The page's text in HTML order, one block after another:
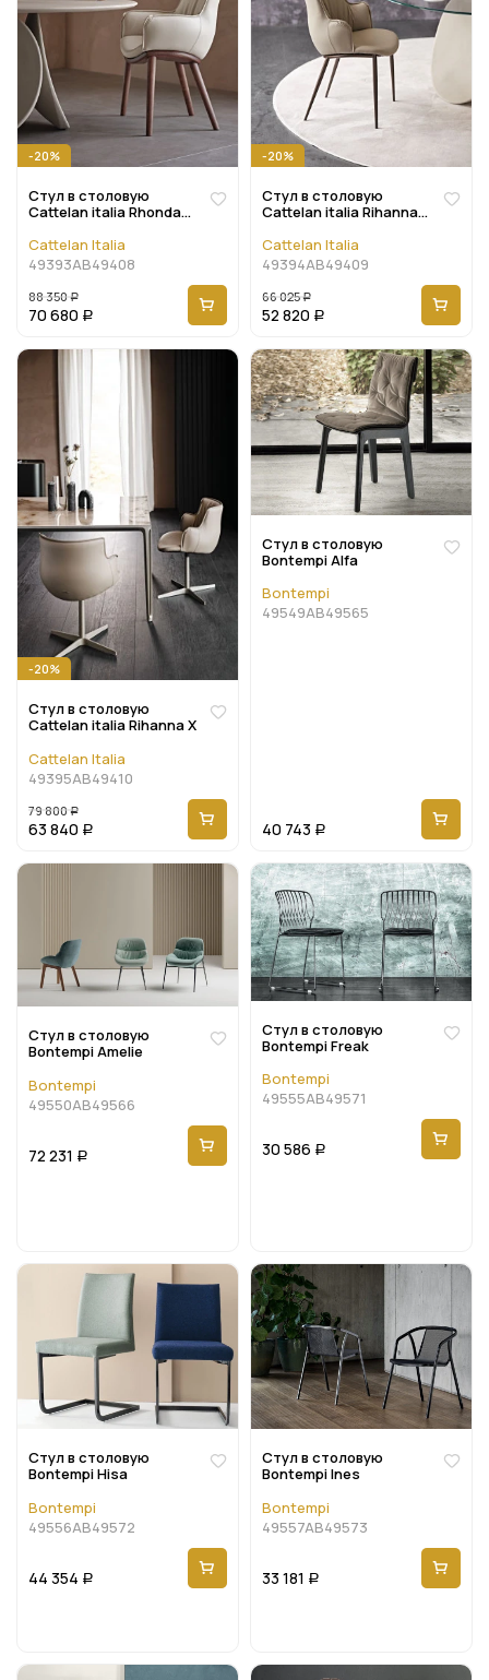
-20%
Стул в столовую
Cattelan italia Rhonda
Cattelan Italia
49393AB49408
88 350 Р
70 680 Р
-20%
Стул в столовую
Cattelan italia Rihanna
Cattelan Italia
49394AB49409
66 025 Р
52 820 Р
-20%
Стул в столовую
Cattelan italia Rihanna X
Cattelan Italia
49395AB49410
79 800 Р
63 840 Р
Стул в столовую
Bontempi Alfa
Bontempi
49549AB49565
40 743 Р
Стул в столовую
Bontempi Amelie
Bontempi
49550AB49566
72 231 Р
Стул в столовую
Bontempi Freak
Bontempi
49555AB49571
30 586 Р
Стул в столовую
Bontempi Hisa
Bontempi
49556AB49572
44 354 Р
Стул в столовую
Bontempi Ines
Bontempi
49557AB49573
33 181 Р